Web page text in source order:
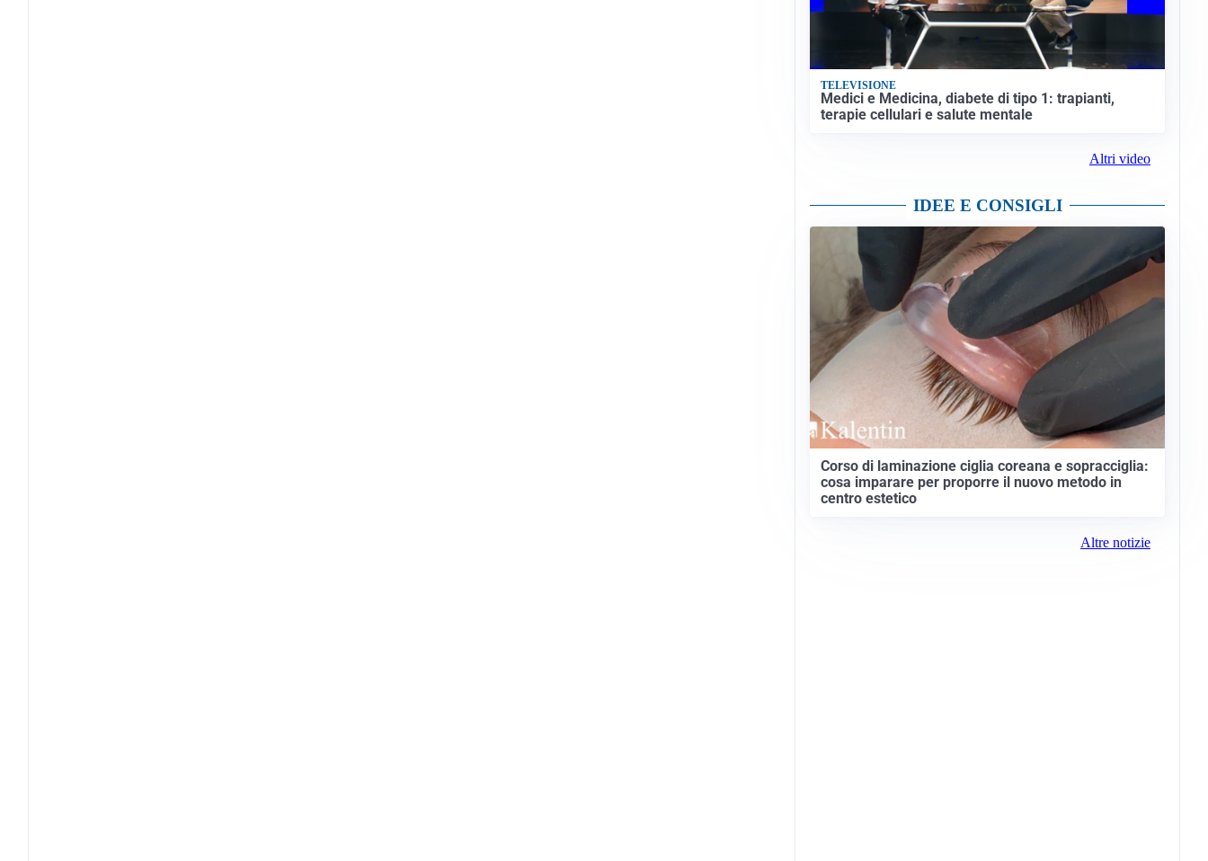
TELEVISIONE
Medici e Medicina, diabete di tipo 1: trapianti,
terapie cellulari e salute mentale
Altri video
IDEE E CONSIGLI
Corso di laminazione ciglia coreana e sopracciglia:
cosa imparare per proporre il nuovo metodo in
centro estetico
Altre notizie